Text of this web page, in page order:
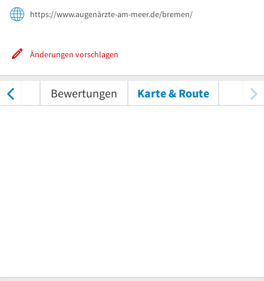
https://www.augenärzte-am-meer.de/bremen/
Änderungen vorschlagen
Bewertungen Karte & Route